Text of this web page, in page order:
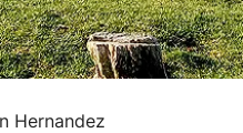
Hernandez